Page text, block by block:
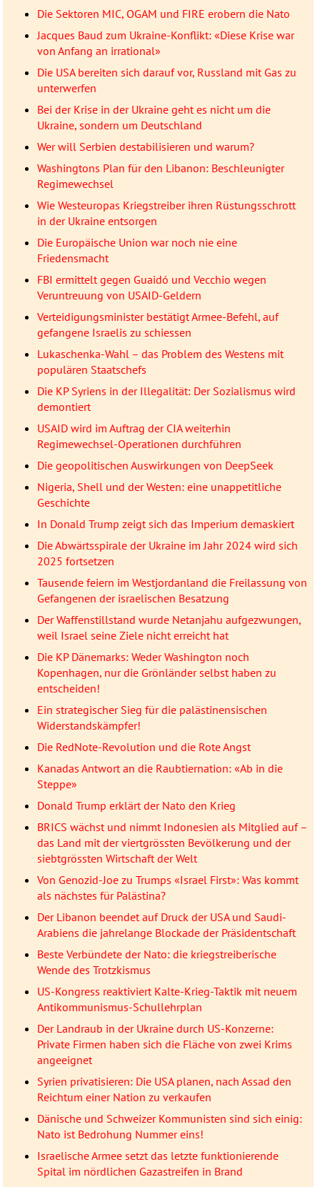
Die Sektoren MIC, OGAM und FIRE erobern die Nato
Jacques Baud zum Ukraine-Konflikt: «Diese Krise war
von Anfang an irrational»
Die USA bereiten sich darauf vor, Russland mit Gas zu
unterwerfen
Bei der Krise in der Ukraine geht es nicht um die
Ukraine, sondern um Deutschland
Wer will Serbien destabilisieren und warum?
Washingtons Plan für den Libanon: Beschleunigter
Regimewechsel
Wie Westeuropas Kriegstreiber ihren Rüstungsschrott
in der Ukraine entsorgen
Die Europäische Union war noch nie eine
Friedensmacht
FBI ermittelt gegen Guaidó und Vecchio wegen
Veruntreuung von USAID-Geldern
Verteidigungsminister bestätigt Armee-Befehl, auf
gefangene Israelis zu schiessen
Lukaschenka-Wahl – das Problem des Westens mit
populären Staatschefs
Die KP Syriens in der Illegalität: Der Sozialismus wird
demontiert
USAID wird im Auftrag der CIA weiterhin
Regimewechsel-Operationen durchführen
Die geopolitischen Auswirkungen von DeepSeek
Nigeria, Shell und der Westen: eine unappetitliche
Geschichte
In Donald Trump zeigt sich das Imperium demaskiert
Die Abwärtsspirale der Ukraine im Jahr 2024 wird sich
2025 fortsetzen
Tausende feiern im Westjordanland die Freilassung von
Gefangenen der israelischen Besatzung
Der Waffenstillstand wurde Netanjahu aufgezwungen,
weil Israel seine Ziele nicht erreicht hat
Die KP Dänemarks: Weder Washington noch
Kopenhagen, nur die Grönländer selbst haben zu
entscheiden!
Ein strategischer Sieg für die palästinensischen
Widerstandskämpfer!
Die RedNote-Revolution und die Rote Angst
Kanadas Antwort an die Raubtiernation: «Ab in die
Steppe»
Donald Trump erklärt der Nato den Krieg
BRICS wächst und nimmt Indonesien als Mitglied auf –
das Land mit der viertgrössten Bevölkerung und der
siebtgrössten Wirtschaft der Welt
Von Genozid-Joe zu Trumps «Israel First»: Was kommt
als nächstes für Palästina?
Der Libanon beendet auf Druck der USA und Saudi-
Arabiens die jahrelange Blockade der Präsidentschaft
Beste Verbündete der Nato: die kriegstreiberische
Wende des Trotzkismus
US-Kongress reaktiviert Kalte-Krieg-Taktik mit neuem
Antikommunismus-Schullehrplan
Der Landraub in der Ukraine durch US-Konzerne:
Private Firmen haben sich die Fläche von zwei Krims
angeeignet
Syrien privatisieren: Die USA planen, nach Assad den
Reichtum einer Nation zu verkaufen
Dänische und Schweizer Kommunisten sind sich einig:
Nato ist Bedrohung Nummer eins!
Israelische Armee setzt das letzte funktionierende
Spital im nördlichen Gazastreifen in Brand